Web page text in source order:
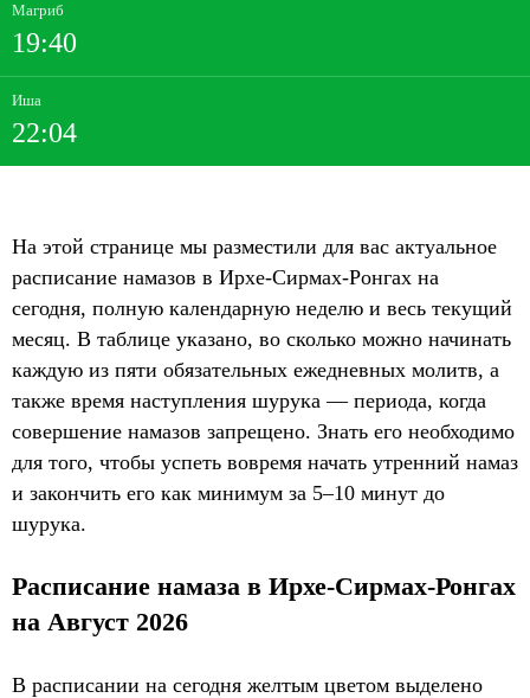
Магриб
19:40
Иша
22:04
На этой странице мы разместили для вас актуальное
расписание намазов в Ирхе-Сирмах-Ронгах на
сегодня, полную календарную неделю и весь текущий
месяц. В таблице указано, во сколько можно начинать
каждую из пяти обязательных ежедневных молитв, а
также время наступления шурука — периода, когда
совершение намазов запрещено. Знать его необходимо
для того, чтобы успеть вовремя начать утренний намаз
и закончить его как минимум за 5–10 минут до
шурука.
Расписание намаза в Ирхе-Сирмах-Ронгах
на Август 2026
В расписании на сегодня желтым цветом выделено